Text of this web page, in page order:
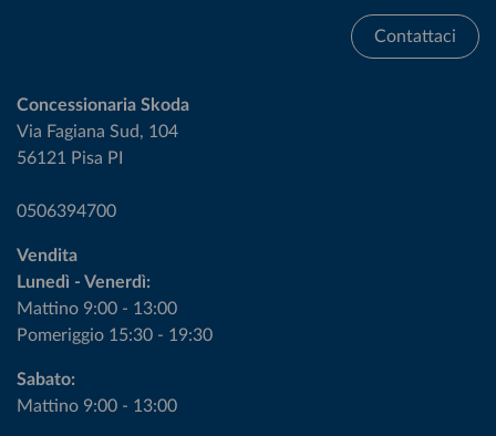
Contattaci
Concessionaria Skoda
Via Fagiana Sud, 104
56121 Pisa PI
0506394700
Vendita
Lunedì - Venerdì:
Mattino 9:00 - 13:00
Pomeriggio 15:30 - 19:30
Sabato:
Mattino 9:00 - 13:00